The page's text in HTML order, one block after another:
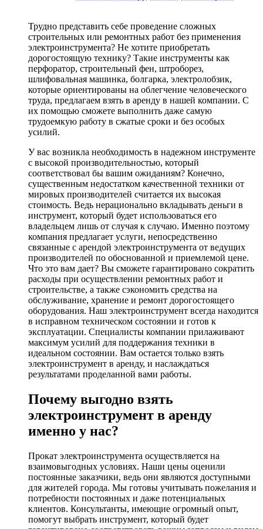
Трудно представить себе проведение сложных
строительных или ремонтных работ без применения
электроинструмента? Не хотите приобретать
дорогостоящую технику? Такие инструменты как
перфоратор, строительный фен, штроборез,
шлифовальная машинка, болгарка, электролобзик,
которые ориентированы на облегчение человеческого
труда, предлагаем взять в аренду в нашей компании. С
их помощью сможете выполнить даже самую
трудоемкую работу в сжатые сроки и без особых
усилий.
У вас возникла необходимость в надежном инструменте
с высокой производительностью, который
соответствовал бы вашим ожиданиям? Конечно,
существенным недостатком качественной техники от
мировых производителей считается их высокая
стоимость. Ведь нерационально вкладывать деньги в
инструмент, который будет использоваться его
владельцем лишь от случая к случаю. Именно поэтому
компания предлагает услуги, непосредственно
связанные с арендой электроинструмента от ведущих
производителей по обоснованной и приемлемой цене.
Что это вам дает? Вы сможете гарантировано сократить
расходы при осуществлении ремонтных работ и
строительстве, а также сэкономить средства на
обслуживание, хранение и ремонт дорогостоящего
оборудования. Наш электроинструмент всегда находится
в исправном техническом состоянии и готов к
эксплуатации. Специалисты компании прилаживают
максимум усилий для поддержания техники в
идеальном состоянии. Вам остается только взять
электроинструмент в аренду, и наслаждаться
результатами проделанной вами работы.
Почему выгодно взять
электроинструмент в аренду
именно у нас?
Прокат электроинструмента осуществляется на
взаимовыгодных условиях. Наши цены оценили
постоянные заказчики, ведь они являются доступными
для жителей города. Мы готовы учитывать пожелания и
потребности постоянных и даже потенциальных
клиентов. Консультанты, имеющие огромный опыт,
помогут выбрать инструмент, который будет